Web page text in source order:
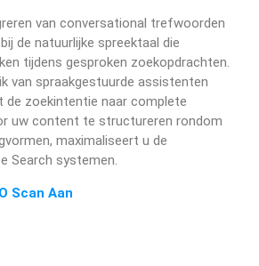
van conversational trefwoorden
de natuurlijke spreektaal die
tijdens gesproken zoekopdrachten.
van spraakgestuurde assistenten
zoekintentie naar complete
uw content te structureren rondom
maximaliseert u de
Search systemen.
Scan Aan